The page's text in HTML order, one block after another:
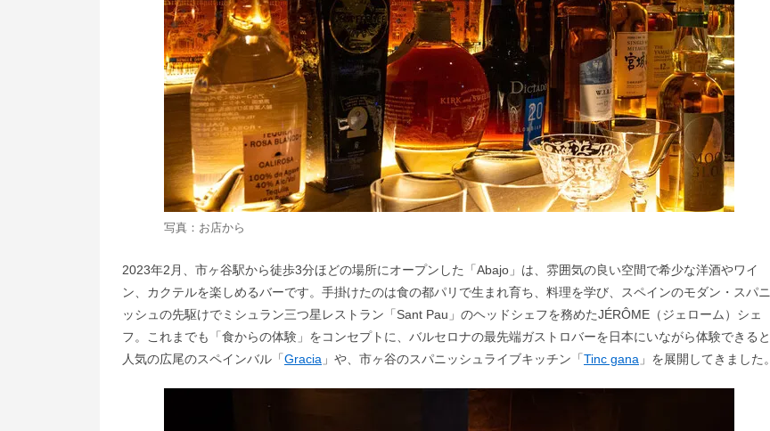
写真：お店から
2023年2月、市ヶ谷駅から徒歩3分ほどの場所にオープンした「Abajo」は、雰囲気の良い空間で希少な洋酒やワイ
ン、カクテルを楽しめるバーです。手掛けたのは食の都パリで生まれ育ち、料理を学び、スペインのモダン・スパニ
ッシュの先駆けでミシュラン三つ星レストラン「Sant Pau」のヘッドシェフを務めたJÉRÔME（ジェローム）シェ
フ。これまでも「食からの体験」をコンセプトに、バルセロナの最先端ガストロバーを日本にいながら体験できると
人気の広尾のスペインバル「Gracia 」や、市ヶ谷のスパニッシュライブキッチン「Tinc gana 」を展開してきました。